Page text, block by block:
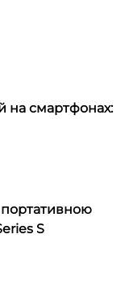
на смартфонах:
портативною
S